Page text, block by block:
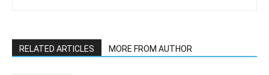
RELATED ARTICLES MORE FROM AUTHOR